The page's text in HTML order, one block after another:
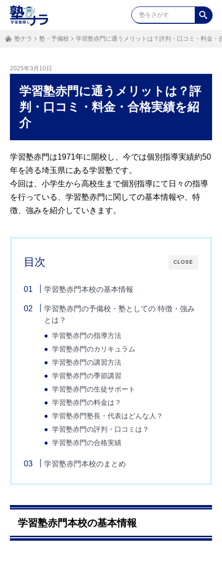
塾ナラ 塾・予備校 学習塾赤門に通うメリットは？評判・口コミ・料金・
2025年3月10日
学習塾赤門に通うメリットは？評
判・口コミ・料金・合格実績を紹
介
学習塾赤門は1971年に開校し、今では個別指導実績約50
年を誇る埼玉県にある学習塾です。
今回は、小学生から高校生まで個別指導にて日々の指導
を行っている、学習塾赤門に関しての基本情報や、特
徴、強みを紹介していきます。
CLOSE
目次
学習塾赤門本校の基本情報
学習塾赤門の予備校・塾としての 特徴・強み
とは？
学習塾赤門の指導方法
学習塾赤門のカリキュラム
学習塾赤門の講習方法
学習塾赤門の季節講習
学習塾赤門の生徒サポート
学習塾赤門の料金は？
学習塾赤門塾長・代表はどんな人？
学習塾赤門の評判・口コミは？
学習塾赤門の合格実績
学習塾赤門本校のまとめ
学習塾赤門本校の基本情報